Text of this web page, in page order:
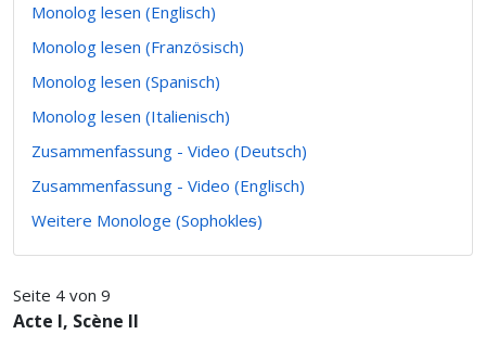
Monolog lesen (Englisch)
Monolog lesen (Französisch)
Monolog lesen (Spanisch)
Monolog lesen (Italienisch)
Zusammenfassung - Video (Deutsch)
Zusammenfassung - Video (Englisch)
Weitere Monologe (Sophokleᵴ)
Seite 4 von 9
Acte I, Scène II